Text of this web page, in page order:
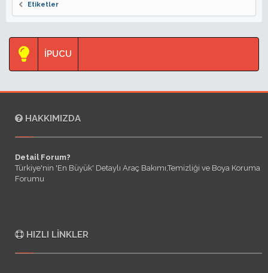
Etiketler
İPUCU
HAKKIMIZDA
Detail Forum?
Türkiye'nin 'En Büyük' Detaylı Araç Bakımı,Temizliği ve Boya Koruma
Forumu
HIZLI LINKLER